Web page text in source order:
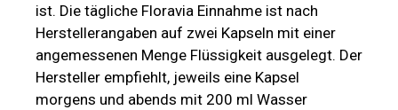
ist. Die tägliche Floravia Einnahme ist nach
Herstellerangaben auf zwei Kapseln mit einer
angemessenen Menge Flüssigkeit ausgelegt. Der
Hersteller empfiehlt, jeweils eine Kapsel
morgens und abends mit 200 ml Wasser